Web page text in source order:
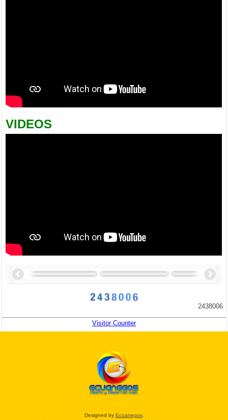
VIDEOS
2438006
Visitor Counter
Designed by Ecuanegos.